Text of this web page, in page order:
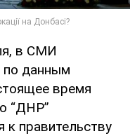
в СМИ
по данным
время
“ДНР”
к правительству